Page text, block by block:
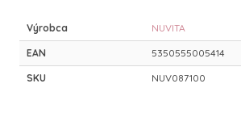
Výrobca NUVITA
EAN 5350555005414
SKU NUV087100